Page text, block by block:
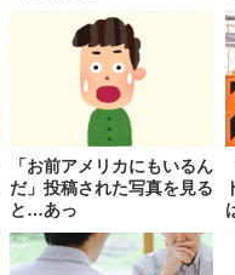
「お前アメリカにもいるん
だ」投稿された写真を見る
と…あっ